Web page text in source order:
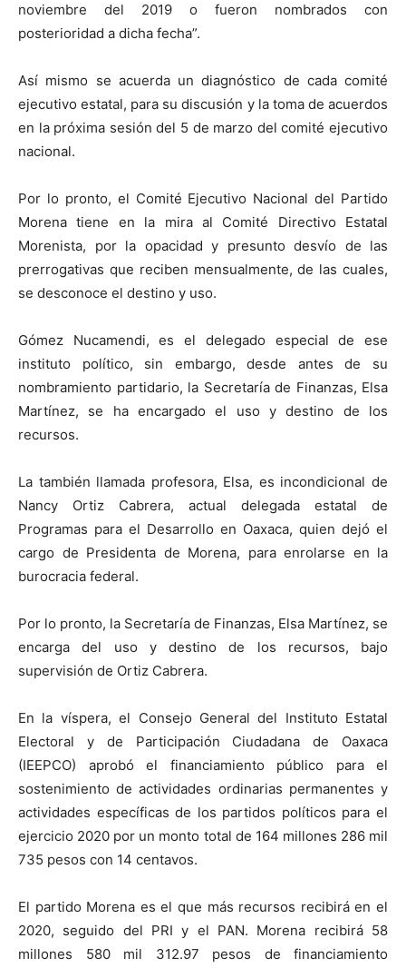
noviembre del 2019 o fueron nombrados con
posterioridad a dicha fecha”.
Así mismo se acuerda un diagnóstico de cada comité
ejecutivo estatal, para su discusión y la toma de acuerdos
en la próxima sesión del 5 de marzo del comité ejecutivo
nacional.
Por lo pronto, el Comité Ejecutivo Nacional del Partido
Morena tiene en la mira al Comité Directivo Estatal
Morenista, por la opacidad y presunto desvío de las
prerrogativas que reciben mensualmente, de las cuales,
se desconoce el destino y uso.
Gómez Nucamendi, es el delegado especial de ese
instituto político, sin embargo, desde antes de su
nombramiento partidario, la Secretaría de Finanzas, Elsa
Martínez, se ha encargado el uso y destino de los
recursos.
La también llamada profesora, Elsa, es incondicional de
Nancy Ortiz Cabrera, actual delegada estatal de
Programas para el Desarrollo en Oaxaca, quien dejó el
cargo de Presidenta de Morena, para enrolarse en la
burocracia federal.
Por lo pronto, la Secretaría de Finanzas, Elsa Martínez, se
encarga del uso y destino de los recursos, bajo
supervisión de Ortiz Cabrera.
En la víspera, el Consejo General del Instituto Estatal
Electoral y de Participación Ciudadana de Oaxaca
(IEEPCO) aprobó el financiamiento público para el
sostenimiento de actividades ordinarias permanentes y
actividades específicas de los partidos políticos para el
ejercicio 2020 por un monto total de 164 millones 286 mil
735 pesos con 14 centavos.
El partido Morena es el que más recursos recibirá en el
2020, seguido del PRI y el PAN. Morena recibirá 58
millones 580 mil 312.97 pesos de financiamiento